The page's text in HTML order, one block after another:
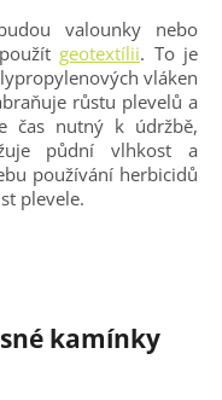
valounky nebo
geotextílii. To je
vláken
růstu plevelů a
čas nutný k údržbě,
půdní vlhkost a
používání herbicidů
plevele.
kamínky